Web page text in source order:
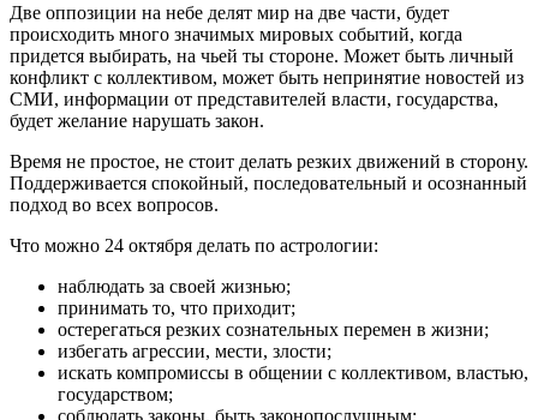
Две оппозиции на небе делят мир на две части, будет
происходить много значимых мировых событий, когда
придется выбирать, на чьей ты стороне. Может быть личный
конфликт с коллективом, может быть непринятие новостей из
СМИ, информации от представителей власти, государства,
будет желание нарушать закон.
Время не простое, не стоит делать резких движений в сторону.
Поддерживается спокойный, последовательный и осознанный
подход во всех вопросов.
Что можно 24 октября делать по астрологии:
наблюдать за своей жизнью;
принимать то, что приходит;
остерегаться резких сознательных перемен в жизни;
избегать агрессии, мести, злости;
искать компромиссы в общении с коллективом, властью,
государством;
соблюдать законы, быть законопослушным;